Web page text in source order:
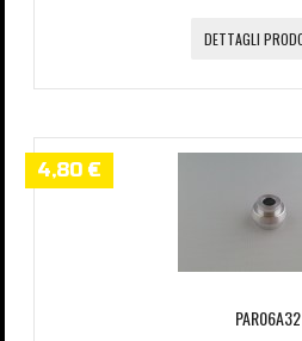
DETTAGLI
4,80 €
PAR06A32